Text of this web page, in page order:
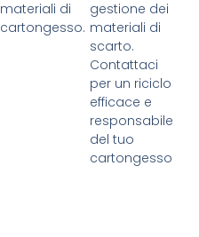
materiali di
cartongesso.
gestione dei
materiali di
scarto.
Contattaci
per un riciclo
efficace e
responsabile
del tuo
cartongesso